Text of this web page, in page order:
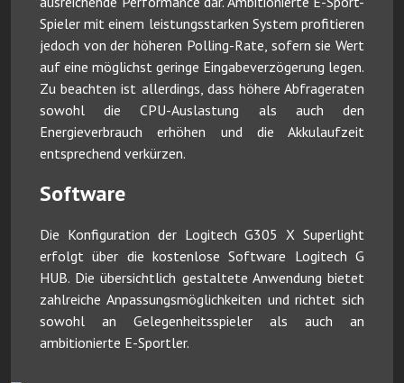
Spieler mit einem leistungsstarken System profitieren
jedoch von der höheren Polling-Rate, sofern sie Wert
auf eine möglichst geringe Eingabeverzögerung legen.
Zu beachten ist allerdings, dass höhere Abfrageraten
sowohl die CPU-Auslastung als auch den
Energieverbrauch erhöhen und die Akkulaufzeit
entsprechend verkürzen.
Software
Die Konfiguration der Logitech G305 X Superlight
erfolgt über die kostenlose Software Logitech G
HUB. Die übersichtlich gestaltete Anwendung bietet
zahlreiche Anpassungsmöglichkeiten und richtet sich
sowohl an Gelegenheitsspieler als auch an
ambitionierte E-Sportler.